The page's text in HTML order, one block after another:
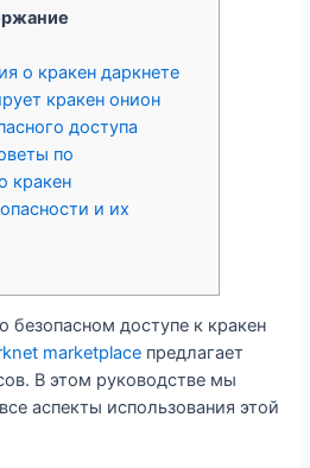
о кракен даркнете
кракен онион
доступа
по
кракен
и их
безопасном доступе к кракен
marketplace предлагает
В этом руководстве мы
аспекты использования этой